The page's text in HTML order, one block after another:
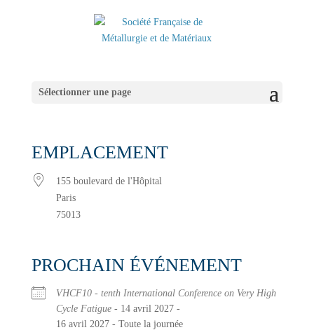
Sélectionner une page
EMPLACEMENT
155 boulevard de l'Hôpital
Paris
75013
PROCHAIN ÉVÉNEMENT
VHCF10 - tenth International Conference on Very High
Cycle Fatigue- 14 avril 2027 -
16 avril 2027 - Toute la journée